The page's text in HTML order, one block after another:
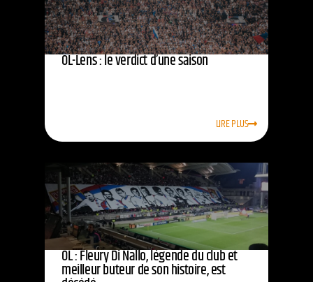
OL-Lens : le verdict d’une saison
LIRE PLUS
OL : Fleury Di Nallo, légende du club et
meilleur buteur de son histoire, est